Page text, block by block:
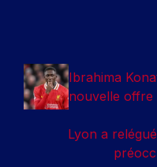
Ibrahima
nouvelle offre
Lyon a